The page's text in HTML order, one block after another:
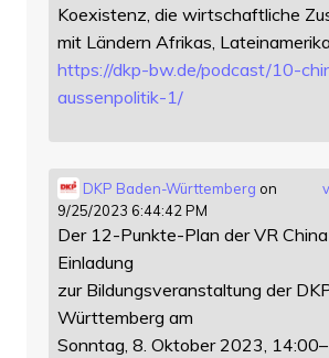
Koexistenz, die wirtschaftliche
mit Ländern Afrikas,
https://dkp-bw.de/podcast/10-
aussenpolitik-1/
DKP Baden-Württemberg on
9/25/2023 6:44:42 PM
Der 12-Punkte-Plan der VR China
Einladung
zur Bildungsveranstaltung der
Württemberg am
Sonntag, 8. Oktober 2023,